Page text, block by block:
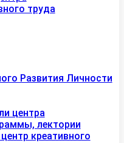
труда
Развития Личности
центра
лектории
креативного